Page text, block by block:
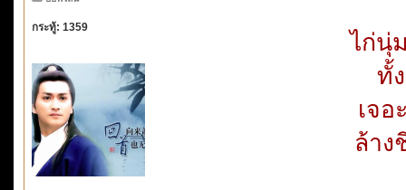
กระทู้: 1359
ไก่นุ่
ทั้
เจอ
ล้าง